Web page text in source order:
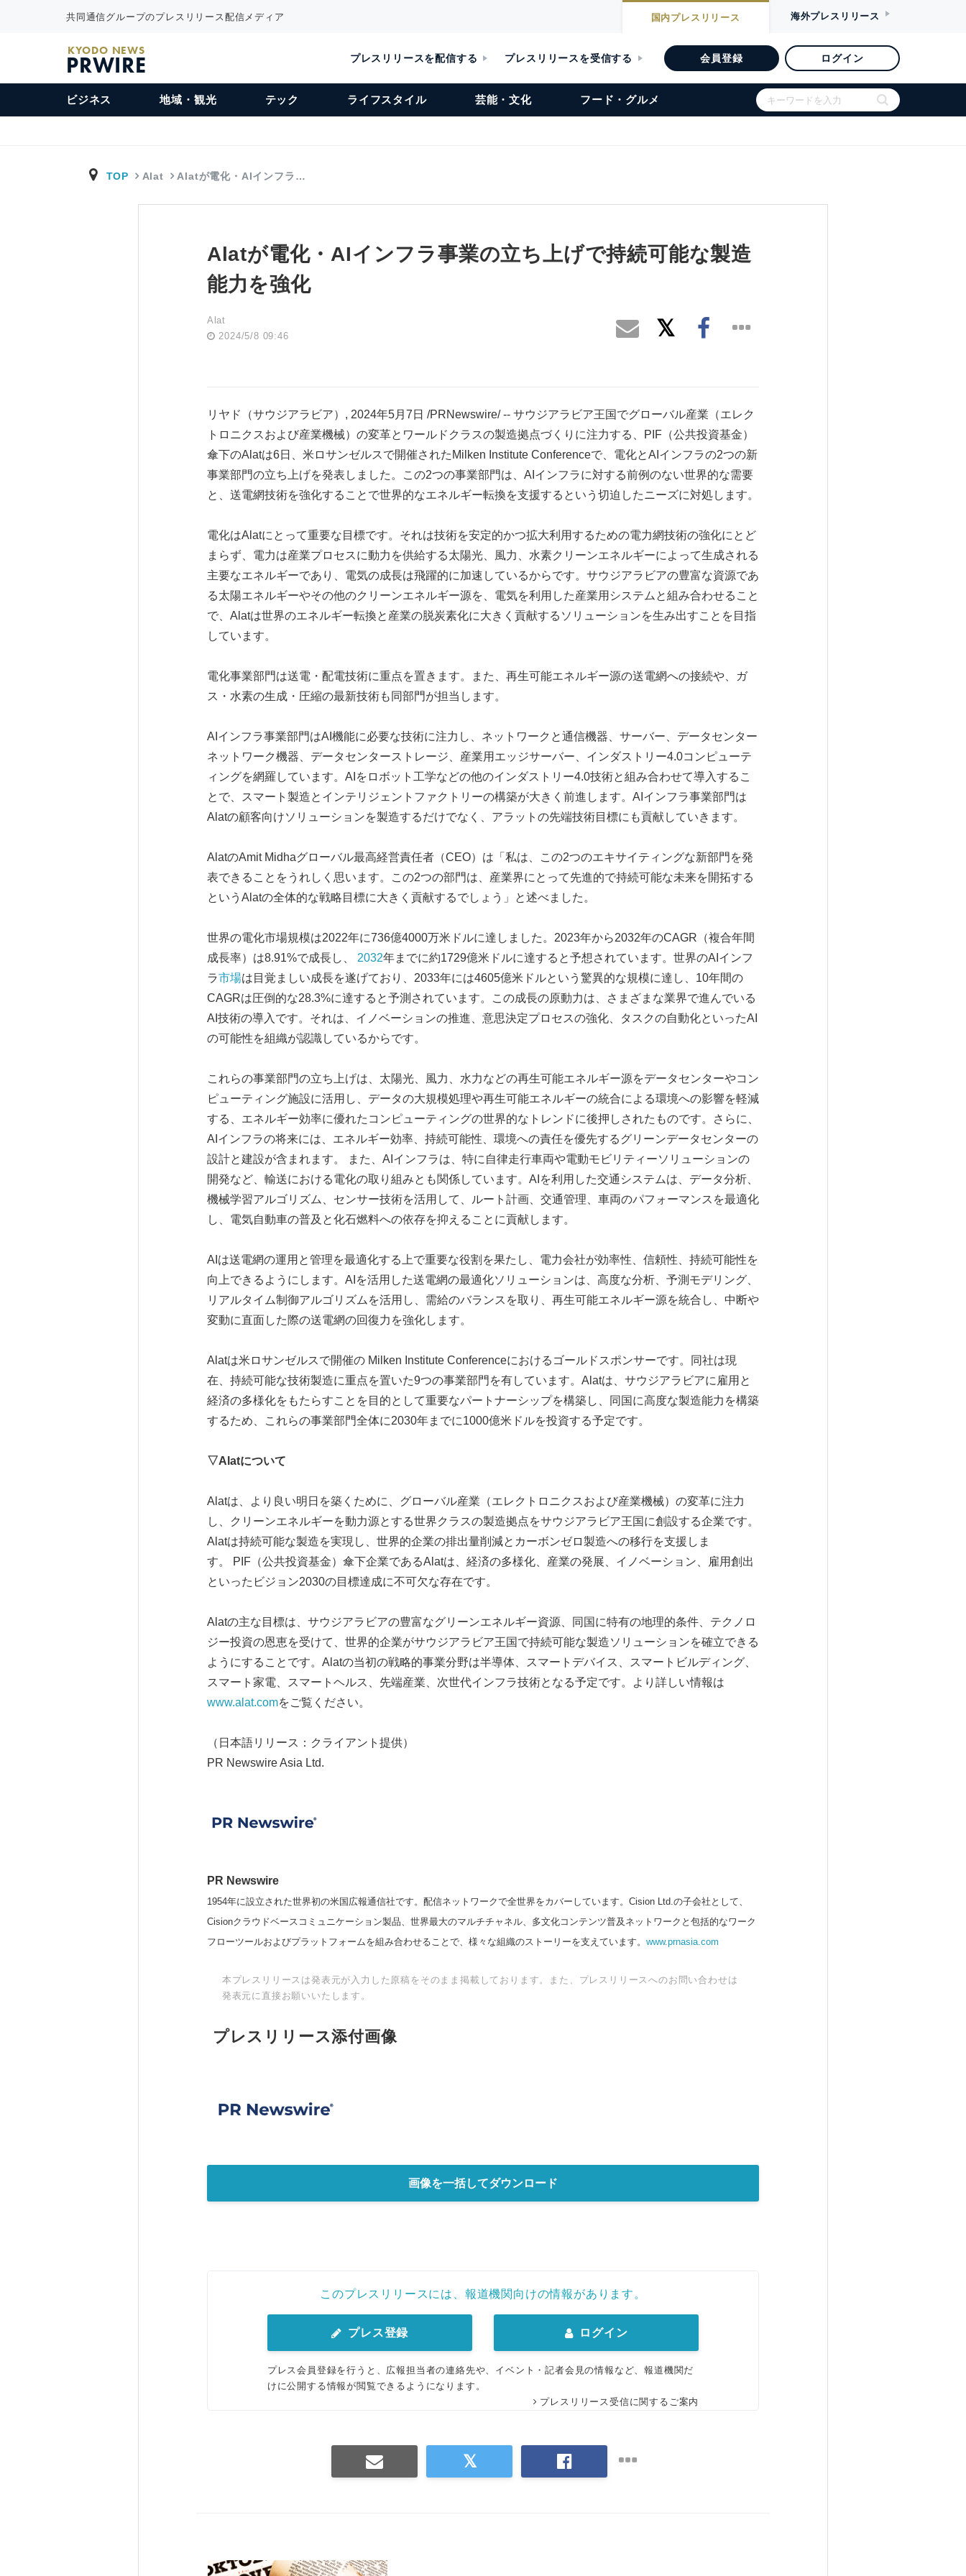
共同通信グループのプレスリリース配信メディア 国内プレスリリース 海外プレスリリース
KYODO NEWS
PRWIRE プレスリリースを配信する プレスリリースを受信する 会員登録 ログイン
ビジネス 地域・観光 テック ライフスタイル 芸能・文化 フード・グルメ
TOP Alat Alatが電化・AIインフラ…
Alatが電化・AIインフラ事業の立ち上げで持続可能な製造
能力を強化
Alat
2024/5/8 09:46
リヤド（サウジアラビア）, 2024年5月7日 /PRNewswire/ -- サウジアラビア王国でグローバル産業（エレク
トロニクスおよび産業機械）の変革とワールドクラスの製造拠点づくりに注力する、PIF（公共投資基金）
傘下のAlatは6日、米ロサンゼルスで開催されたMilken Institute Conferenceで、電化とAIインフラの2つの新
事業部門の立ち上げを発表しました。この2つの事業部門は、AIインフラに対する前例のない世界的な需要
と、送電網技術を強化することで世界的なエネルギー転換を支援するという切迫したニーズに対処します。
電化はAlatにとって重要な目標です。それは技術を安定的かつ拡大利用するための電力網技術の強化にとど
まらず、電力は産業プロセスに動力を供給する太陽光、風力、水素クリーンエネルギーによって生成される
主要なエネルギーであり、電気の成長は飛躍的に加速しているからです。サウジアラビアの豊富な資源であ
る太陽エネルギーやその他のクリーンエネルギー源を、電気を利用した産業用システムと組み合わせること
で、Alatは世界のエネルギー転換と産業の脱炭素化に大きく貢献するソリューションを生み出すことを目指
しています。
電化事業部門は送電・配電技術に重点を置きます。また、再生可能エネルギー源の送電網への接続や、ガ
ス・水素の生成・圧縮の最新技術も同部門が担当します。
AIインフラ事業部門はAI機能に必要な技術に注力し、ネットワークと通信機器、サーバー、データセンター
ネットワーク機器、データセンターストレージ、産業用エッジサーバー、インダストリー4.0コンピューテ
ィングを網羅しています。AIをロボット工学などの他のインダストリー4.0技術と組み合わせて導入するこ
とで、スマート製造とインテリジェントファクトリーの構築が大きく前進します。AIインフラ事業部門は
Alatの顧客向けソリューションを製造するだけでなく、アラットの先端技術目標にも貢献していきます。
AlatのAmit Midhaグローバル最高経営責任者（CEO）は「私は、この2つのエキサイティングな新部門を発
表できることをうれしく思います。この2つの部門は、産業界にとって先進的で持続可能な未来を開拓する
というAlatの全体的な戦略目標に大きく貢献するでしょう」と述べました。
世界の電化市場規模は2022年に736億4000万米ドルに達しました。2023年から2032年のCAGR（複合年間
成長率）は8.91%で成長し、 2032年までに約1729億米ドルに達すると予想されています。世界のAIインフ
ラ市場は目覚ましい成長を遂げており、2033年には4605億米ドルという驚異的な規模に達し、10年間の
CAGRは圧倒的な28.3%に達すると予測されています。この成長の原動力は、さまざまな業界で進んでいる
AI技術の導入です。それは、イノベーションの推進、意思決定プロセスの強化、タスクの自動化といったAI
の可能性を組織が認識しているからです。
これらの事業部門の立ち上げは、太陽光、風力、水力などの再生可能エネルギー源をデータセンターやコン
ピューティング施設に活用し、データの大規模処理や再生可能エネルギーの統合による環境への影響を軽減
する、エネルギー効率に優れたコンピューティングの世界的なトレンドに後押しされたものです。さらに、
AIインフラの将来には、エネルギー効率、持続可能性、環境への責任を優先するグリーンデータセンターの
設計と建設が含まれます。 また、AIインフラは、特に自律走行車両や電動モビリティーソリューションの
開発など、輸送における電化の取り組みとも関係しています。AIを利用した交通システムは、データ分析、
機械学習アルゴリズム、センサー技術を活用して、ルート計画、交通管理、車両のパフォーマンスを最適化
し、電気自動車の普及と化石燃料への依存を抑えることに貢献します。
AIは送電網の運用と管理を最適化する上で重要な役割を果たし、電力会社が効率性、信頼性、持続可能性を
向上できるようにします。AIを活用した送電網の最適化ソリューションは、高度な分析、予測モデリング、
リアルタイム制御アルゴリズムを活用し、需給のバランスを取り、再生可能エネルギー源を統合し、中断や
変動に直面した際の送電網の回復力を強化します。
Alatは米ロサンゼルスで開催の Milken Institute Conferenceにおけるゴールドスポンサーです。同社は現
在、持続可能な技術製造に重点を置いた9つの事業部門を有しています。Alatは、サウジアラビアに雇用と
経済の多様化をもたらすことを目的として重要なパートナーシップを構築し、同国に高度な製造能力を構築
するため、これらの事業部門全体に2030年までに1000億米ドルを投資する予定です。
▽Alatについて
Alatは、より良い明日を築くために、グローバル産業（エレクトロニクスおよび産業機械）の変革に注力
し、クリーンエネルギーを動力源とする世界クラスの製造拠点をサウジアラビア王国に創設する企業です。
Alatは持続可能な製造を実現し、世界的企業の排出量削減とカーボンゼロ製造への移行を支援しま
す。 PIF（公共投資基金）傘下企業であるAlatは、経済の多様化、産業の発展、イノベーション、雇用創出
といったビジョン2030の目標達成に不可欠な存在です。
Alatの主な目標は、サウジアラビアの豊富なグリーンエネルギー資源、同国に特有の地理的条件、テクノロ
ジー投資の恩恵を受けて、世界的企業がサウジアラビア王国で持続可能な製造ソリューションを確立できる
ようにすることです。Alatの当初の戦略的事業分野は半導体、スマートデバイス、スマートビルディング、
スマート家電、スマートヘルス、先端産業、次世代インフラ技術となる予定です。より詳しい情報は
www.alat.comをご覧ください。
（日本語リリース：クライアント提供）
PR Newswire Asia Ltd.
PR Newswire
1954年に設立された世界初の米国広報通信社です。配信ネットワークで全世界をカバーしています。Cision Ltd.の子会社として、
Cisionクラウドベースコミュニケーション製品、世界最大のマルチチャネル、多文化コンテンツ普及ネットワークと包括的なワーク
フローツールおよびプラットフォームを組み合わせることで、様々な組織のストーリーを支えています。 www.prnasia.com
本プレスリリースは発表元が入力した原稿をそのまま掲載しております。また、プレスリリースへのお問い合わせは
発表元に直接お願いいたします。
プレスリリース添付画像
画像を一括してダウンロード
このプレスリリースには、報道機関向けの情報があります。
プレス登録 ログイン
プレス会員登録を行うと、広報担当者の連絡先や、イベント・記者会見の情報など、報道機関だ
けに公開する情報が閲覧できるようになります。
プレスリリース受信に関するご案内
Japanese
English